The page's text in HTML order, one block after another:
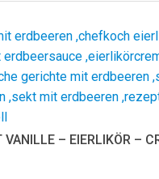
VANILLE – EIERLIKÖR –